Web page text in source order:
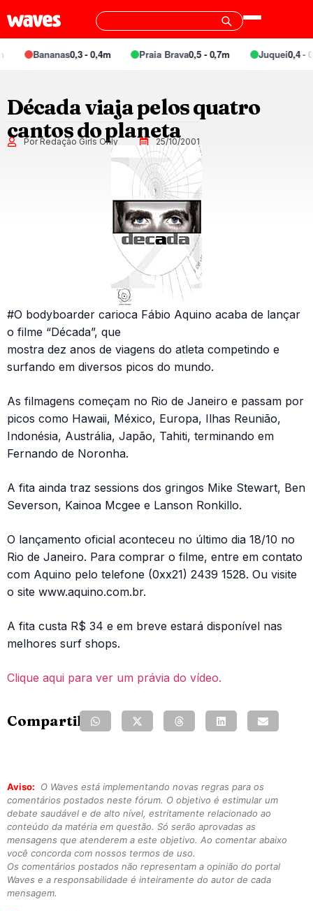
Bananas0,3 - 0,4m Praia Brava0,5 - 0,7m Juquei0,4 -
Década viaja pelos quatro
cantos do planeta
Por Redação Girls Only 25/10/2001
#O bodyboarder carioca Fábio Aquino acaba de lançar
o filme “Década”, que
mostra dez anos de viagens do atleta competindo e
surfando em diversos picos do mundo.
As filmagens começam no Rio de Janeiro e passam por
picos como Hawaii, México, Europa, Ilhas Reunião,
Indonésia, Austrália, Japão, Tahiti, terminando em
Fernando de Noronha.
A fita ainda traz sessions dos gringos Mike Stewart, Ben
Severson, Kainoa Mcgee e Lanson Ronkillo.
O lançamento oficial aconteceu no último dia 18/10 no
Rio de Janeiro. Para comprar o filme, entre em contato
com Aquino pelo telefone (0xx21) 2439 1528. Ou visite
o site www.aquino.com.br.
A fita custa R$ 34 e em breve estará disponível nas
melhores surf shops.
Clique aqui para ver um právia do vídeo.
Compartilhe:
Aviso:
O Waves está implementando novas regras para os
comentários postados neste fórum. O objetivo é estimular um
debate saudável e de alto nível, estritamente relacionado ao
conteúdo da matéria em questão. Só serão aprovadas as
mensagens que atenderem a este objetivo. Ao comentar abaixo
você concorda com nossos termos de uso.
Os comentários postados não representam a opinião do portal
Waves e a responsabilidade é inteiramente do autor de cada
mensagem.